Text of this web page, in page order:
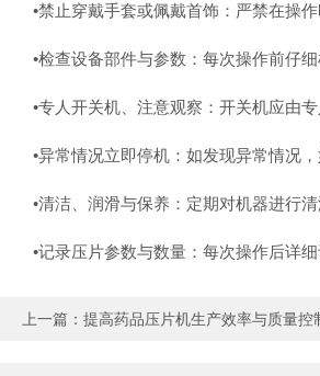
‌•禁止穿戴手套或佩戴首饰‌：严禁在操作
‌•检查设备部件与参数‌：每次操作前仔细
‌•专人开关机、注意观察‌：开关机应由专
‌•异常情况立即停机‌：如发现异常情况，
‌•清洁、润滑与保养‌：定期对机器进行清
‌•记录压片参数与数量‌：每次操作后详细
上一篇： 提高药品压片机生产效率与质量控